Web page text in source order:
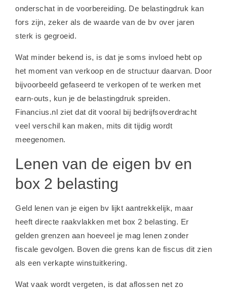
onderschat in de voorbereiding. De belastingdruk kan
fors zijn, zeker als de waarde van de bv over jaren
sterk is gegroeid.
Wat minder bekend is, is dat je soms invloed hebt op
het moment van verkoop en de structuur daarvan. Door
bijvoorbeeld gefaseerd te verkopen of te werken met
earn-outs, kun je de belastingdruk spreiden.
Financius.nl ziet dat dit vooral bij bedrijfsoverdracht
veel verschil kan maken, mits dit tijdig wordt
meegenomen.
Lenen van de eigen bv en
box 2 belasting
Geld lenen van je eigen bv lijkt aantrekkelijk, maar
heeft directe raakvlakken met box 2 belasting. Er
gelden grenzen aan hoeveel je mag lenen zonder
fiscale gevolgen. Boven die grens kan de fiscus dit zien
als een verkapte winstuitkering.
Wat vaak wordt vergeten, is dat aflossen net zo